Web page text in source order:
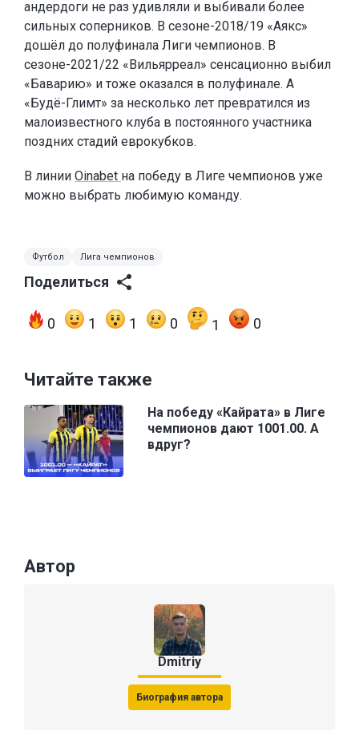
андердоги не раз удивляли и выбивали более
сильных соперников. В сезоне-2018/19 «Аякс»
дошёл до полуфинала Лиги чемпионов. В
сезоне-2021/22 «Вильярреал» сенсационно выбил
«Баварию» и тоже оказался в полуфинале. А
«Будё-Глимт» за несколько лет превратился из
малоизвестного клуба в постоянного участника
поздних стадий еврокубков.
В линии Oinabet на победу в Лиге чемпионов уже
можно выбрать любимую команду.
Футбол Лига чемпионов
Поделиться
0 1 1 0 1 0
Читайте также
На победу «Кайрата» в Лиге
чемпионов дают 1001.00. А
вдруг?
Автор
Dmitriy
Биография автора